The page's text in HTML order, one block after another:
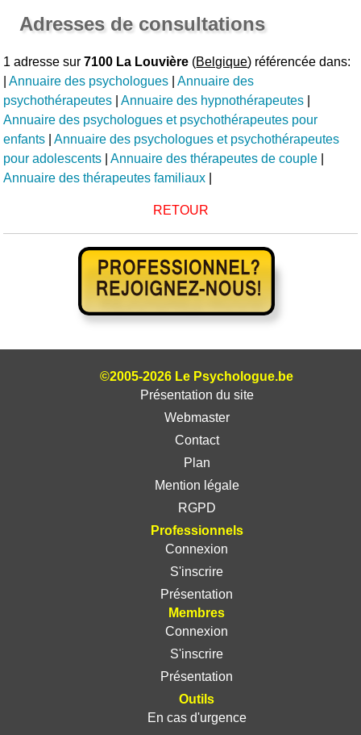
Adresses de consultations
1 adresse sur7100 La Louvière (Belgique) référencée dans:
|Annuaire des psychologues |Annuaire des
psychothérapeutes |Annuaire des hypnothérapeutes
Annuaire des psychologues et psychothérapeutes pour
enfants |Annuaire des psychologues et psychothérapeutes
pour adolescents |Annuaire des thérapeutes de couple
Annuaire des thérapeutes familiaux
RETOUR
©2005-2026 Le Psychologue.be
Présentation du site
Webmaster
Contact
Plan
Mention légale
RGPD
Professionnels
Connexion
S'inscrire
Présentation
Membres
Connexion
S'inscrire
Présentation
Outils
En cas d'urgence